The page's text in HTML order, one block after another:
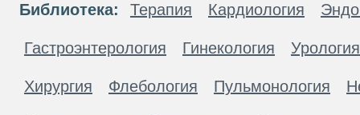
Библиотека: Терапия Кардиология
Гастроэнтерология Гинекология Урология
Хирургия Флебология Пульмонология